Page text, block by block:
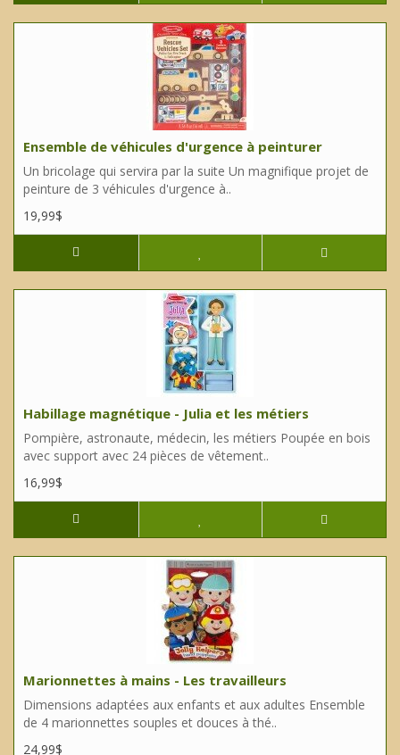
Ensemble de véhicules d'urgence à peinturer
Un bricolage qui servira par la suite Un magnifique projet de
peinture de 3 véhicules d'urgence à..
19,99$
Habillage magnétique - Julia et les métiers
Pompière, astronaute, médecin, les métiers Poupée en bois
avec support avec 24 pièces de vêtement..
16,99$
Marionnettes à mains - Les travailleurs
Dimensions adaptées aux enfants et aux adultes Ensemble
de 4 marionnettes souples et douces à thé..
24,99$